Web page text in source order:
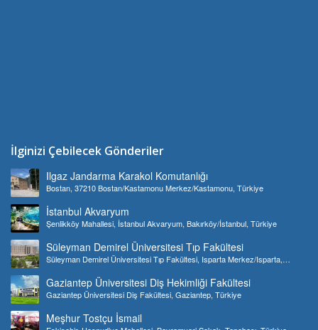
İlginizi Çebilecek Gönderiler
Ilgaz Jandarma Karakol Komutanlığı
Bostan, 37210 Bostan/Kastamonu Merkez/Kastamonu, Türkiye
İstanbul Akvaryum
Şenlikköy Mahallesi, İstanbul Akvaryum, Bakırköy/İstanbul, Türkiye
Süleyman Demirel Üniversitesi Tıp Fakültesi
Süleyman Demirel Üniversitesi Tıp Fakültesi, Isparta Merkez/Isparta,
Gaziantep Üniversitesi Diş Hekimliği Fakültesi
Gaziantep Üniversitesi Diş Fakültesi, Gaziantep, Türkiye
Meşhur Tostçu İsmail